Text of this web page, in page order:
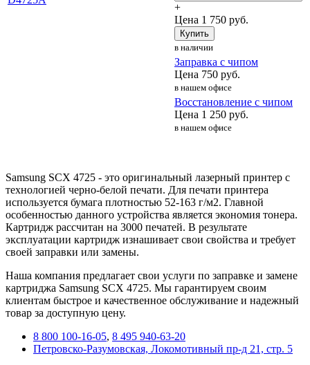
+
Цена 1 750 руб.
Купить
в наличии
Заправка с чипом
Цена 750 руб.
в нашем офисе
Восстановление с чипом
Цена 1 250 руб.
в нашем офисе
Samsung SCX 4725 - это оригинальный лазерный принтер с
технологией черно-белой печати. Для печати принтера
используется бумага плотностью 52-163 г/м2. Главной
особенностью данного устройства является экономия тонера.
Картридж рассчитан на 3000 печатей. В результате
эксплуатации картридж изнашивает свои свойства и требует
своей заправки или замены.
Наша компания предлагает свои услуги по заправке и замене
картриджа Samsung SCX 4725. Мы гарантируем своим
клиентам быстрое и качественное обслуживание и надежный
товар за доступную цену.
8 800 100-16-05, 8 495 940-63-20
Петровско-Разумовская, Локомотивный пр-д 21, стр. 5